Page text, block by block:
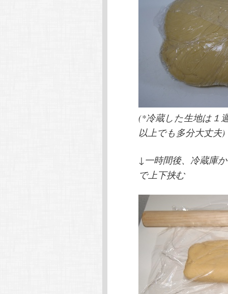
(*冷蔵した生地は１
以上でも多分大丈夫)
↓一時間後、冷蔵庫
で上下挟む